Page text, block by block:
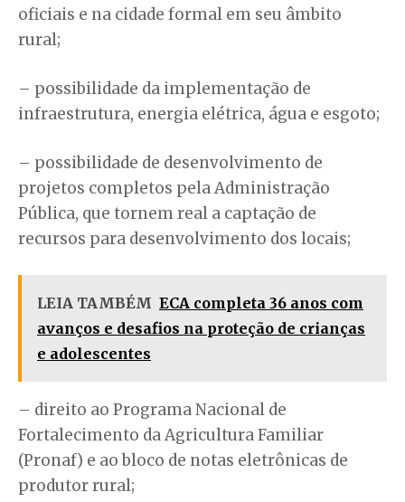
oficiais e na cidade formal em seu âmbito
rural;
– possibilidade da implementação de
infraestrutura, energia elétrica, água e esgoto;
– possibilidade de desenvolvimento de
projetos completos pela Administração
Pública, que tornem real a captação de
recursos para desenvolvimento dos locais;
LEIA TAMBÉM ECA completa 36 anos com
avanços e desafios na proteção de crianças
e adolescentes
– direito ao Programa Nacional de
Fortalecimento da Agricultura Familiar
(Pronaf) e ao bloco de notas eletrônicas de
produtor rural;